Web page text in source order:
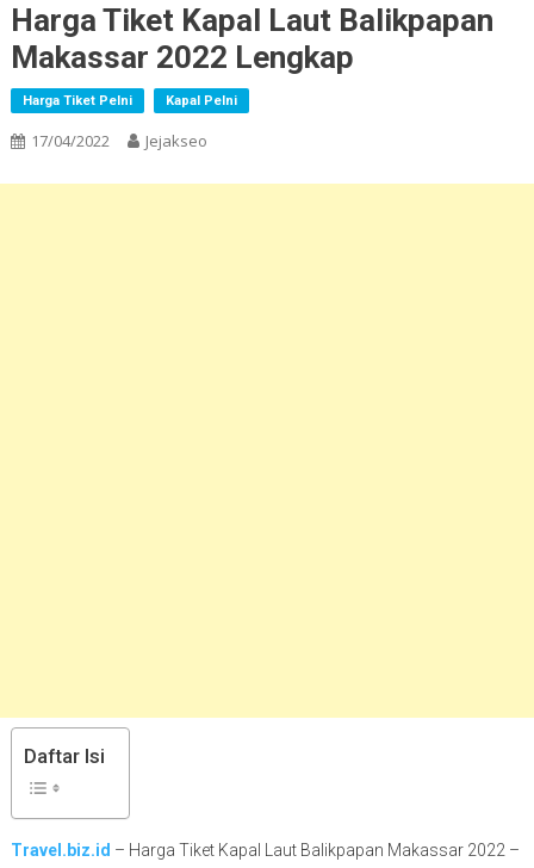
Harga Tiket Kapal Laut Balikpapan
Makassar 2022 Lengkap
Harga Tiket Pelni Kapal Pelni
17/04/2022 Jejakseo
Daftar Isi
Travel.biz.id – Harga Tiket Kapal Laut Balikpapan Makassar 2022 –